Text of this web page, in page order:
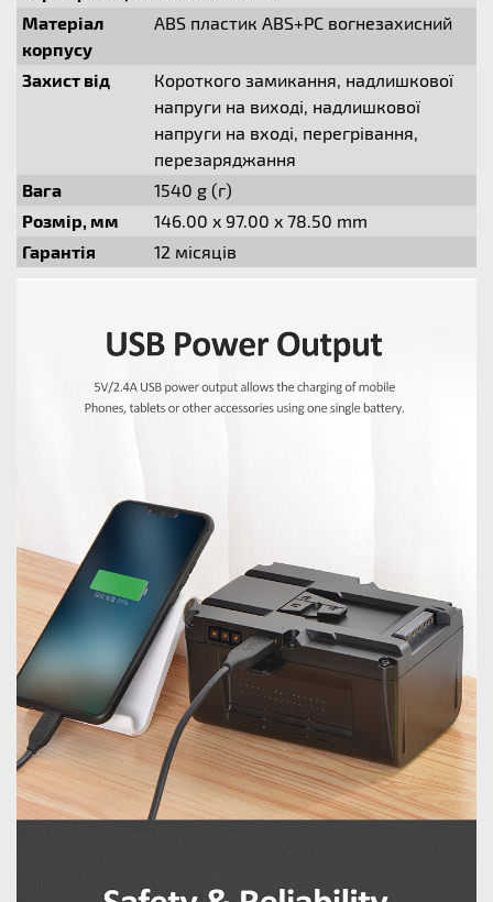
Матеріал
корпусу
ABS пластик ABS+PC вогнезахисний
Захист від
Короткого замикання, надлишкової
напруги на виході, надлишкової
напруги на вході, перегрівання,
перезаряджання
Вага
1540 g (г)
Розмір, мм
146.00 x 97.00 x 78.50 mm
Гарантія
12 місяців